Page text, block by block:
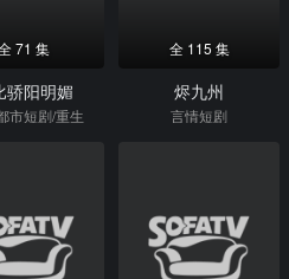
71 集
骄阳明媚
市短剧/重生
全 115 集
烬九州
言情短剧